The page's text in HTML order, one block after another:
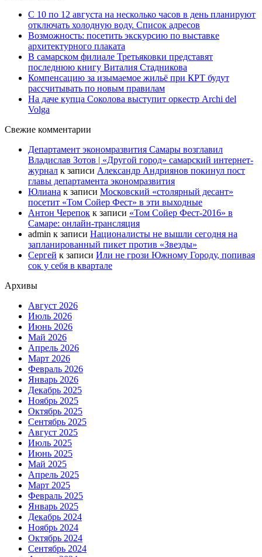
С 10 по 12 августа на несколько часов в день планируют
отключать холодную воду. Список адресов
Возможность: посетить экскурсию по выставке
архитектурного плаката
В самарском филиале Третьяковки представят
последнюю книгу Виталия Стадникова
Компенсацию за изымаемое жильё при КРТ будут
рассчитывать по новым правилам
На даче купца Соколова выступит оркестр Archi del
Volga
Свежие комментарии
Департамент экономразвития Самары возглавил
Владислав Зотов | «Другой город» самарский интернет-
журнал к записи Александр Андриянов покинул пост
главы департамента экономразвития
Юлиана к записи Московский «столярный десант»
посетит «Том Сойер Фест» в эти выходные
Антон Черепок к записи «Том Сойер Фест-2016» в
Самаре: онлайн-трансляция
admin к записи Националисты не вышли сегодня на
запланированный пикет против «Звезды»
Сергей к записи Или не грози Южному Городу, попивая
сок у себя в квартале
Архивы
Август 2026
Июль 2026
Июнь 2026
Май 2026
Апрель 2026
Март 2026
Февраль 2026
Январь 2026
Декабрь 2025
Ноябрь 2025
Октябрь 2025
Сентябрь 2025
Август 2025
Июль 2025
Июнь 2025
Май 2025
Апрель 2025
Март 2025
Февраль 2025
Январь 2025
Декабрь 2024
Ноябрь 2024
Октябрь 2024
Сентябрь 2024